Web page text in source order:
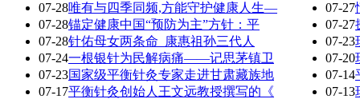
07-28唯有与四季同频,方能守护健康人生—
07-28锚定健康中国“预防为主”方针：平
07-28针佑母女两条命 康惠祖孙三代人
07-24一根银针为民解病痛——记思茅镇卫
07-23国家级平衡针灸专家走进甘肃藏族地
07-17平衡针灸创始人王文远教授撰写的《
07-27
07-27
07-23
07-20
07-14
07-13